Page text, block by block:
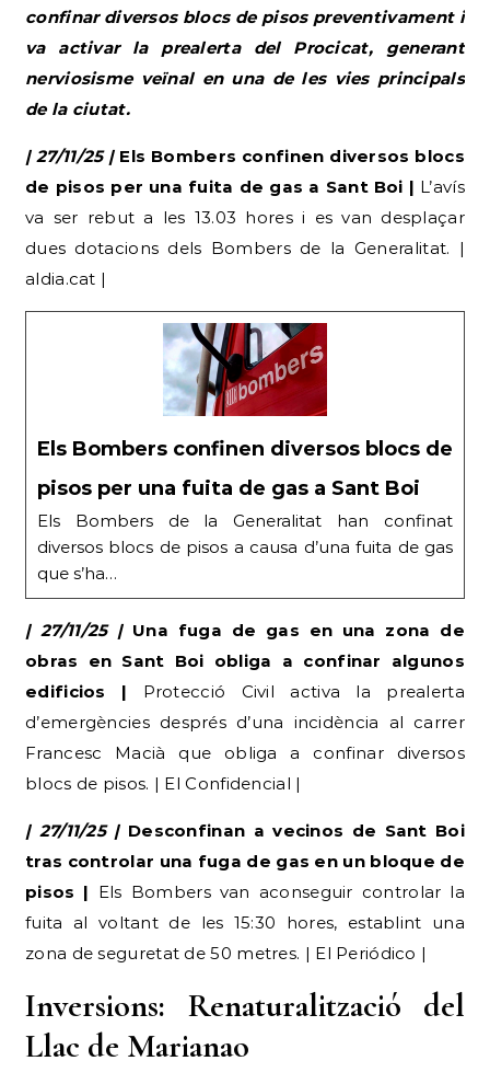
confinar diversos blocs de pisos preventivament i
va activar la prealerta del Procicat, generant
nerviosisme veïnal en una de les vies principals
de la ciutat.
| 27/11/25 |Els Bombers confinen diversos blocs
de pisos per una fuita de gas a Sant Boi | L’avís
va ser rebut a les 13.03 hores i es van desplaçar
dues dotacions dels Bombers de la Generalitat. |
aldia.cat |
Els Bombers confinen diversos blocs de
pisos per una fuita de gas a Sant Boi
Els Bombers de la Generalitat han confinat
diversos blocs de pisos a causa d’una fuita de gas
que s’ha…
| 27/11/25 |Una fuga de gas en una zona de
obras en Sant Boi obliga a confinar algunos
edificios | Protecció Civil activa la prealerta
d’emergències després d’una incidència al carrer
Francesc Macià que obliga a confinar diversos
blocs de pisos. | El Confidencial |
| 27/11/25 |Desconfinan a vecinos de Sant Boi
tras controlar una fuga de gas en un bloque de
pisos | Els Bombers van aconseguir controlar la
fuita al voltant de les 15:30 hores, establint una
zona de seguretat de 50 metres. | El Periódico |
Inversions: Renaturalització del
Llac de Marianao